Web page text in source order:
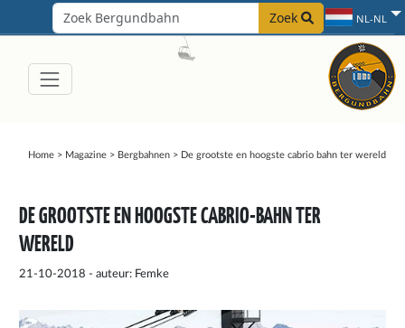
Zoek NL-NL
Home> Magazine> Bergbahnen> De grootste en hoogste cabrio bahn ter wereld
DE GROOTSTE EN HOOGSTE CABRIO-BAHN TER
WERELD
21-10-2018 - auteur: Femke